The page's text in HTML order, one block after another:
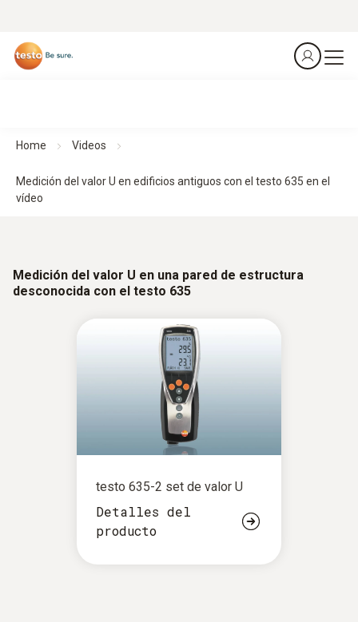
Home Videos
Medición del valor U en edificios antiguos con el testo 635 en el
vídeo
Medición del valor U en una pared de estructura
desconocida con el testo 635
testo 635-2 set de valor U
Detalles del
producto